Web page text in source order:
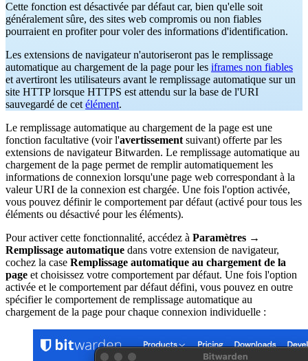
Cette fonction est désactivée par défaut car, bien qu'elle soit
généralement sûre, des sites web compromis ou non fiables
pourraient en profiter pour voler des informations d'identification.
Les extensions de navigateur n'autoriseront pas le remplissage
automatique au chargement de la page pour les iframes non fiables
et avertiront les utilisateurs avant le remplissage automatique sur un
site HTTP lorsque HTTPS est attendu sur la base de l'URI
sauvegardé de cet élément.
Le remplissage automatique au chargement de la page est une
fonction facultative (voir l'avertissement suivant) offerte par les
extensions de navigateur Bitwarden. Le remplissage automatique au
chargement de la page permet de remplir automatiquement les
informations de connexion lorsqu'une page web correspondant à la
valeur URI de la connexion est chargée. Une fois l'option activée,
vous pouvez définir le comportement par défaut (activé pour tous les
éléments ou désactivé pour les éléments).
Pour activer cette fonctionnalité, accédez à Paramètres →
Remplissage automatique dans votre extension de navigateur,
cochez la case Remplissage automatique au chargement de la
page et choisissez votre comportement par défaut. Une fois l'option
activée et le comportement par défaut défini, vous pouvez en outre
spécifier le comportement de remplissage automatique au
chargement de la page pour chaque connexion individuelle :